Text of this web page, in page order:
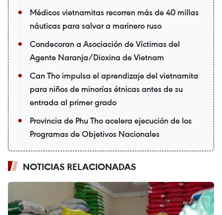
Médicos vietnamitas recorren más de 40 millas
náuticas para salvar a marinero ruso
Condecoran a Asociación de Víctimas del
Agente Naranja/Dioxina de Vietnam
Can Tho impulsa el aprendizaje del vietnamita
para niños de minorías étnicas antes de su
entrada al primer grado
Provincia de Phu Tho acelera ejecución de los
Programas de Objetivos Nacionales
NOTICIAS RELACIONADAS